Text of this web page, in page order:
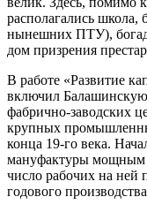
располагались школа,
нынешних ПТУ),
дом призрения
В работе «Развитие
включил
фабрично-заводских
крупных
конца 19-го века.
мануфактуры мощным
число рабочих на ней
годового